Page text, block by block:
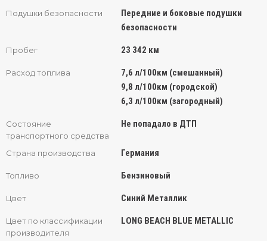
Подушки безопасности
Передние и боковые подушки
безопасности
Пробег 23 342 км
Расход топлива
7,6 л/100км (смешанный)
9,8 л/100км (городской)
6,3 л/100км (загородный)
Состояние
транспортного средства
Не попадало в ДТП
Страна производства Германия
Топливо Бензиновый
Цвет Синий Металлик
Цвет по классификации
производителя
LONG BEACH BLUE METALLIC